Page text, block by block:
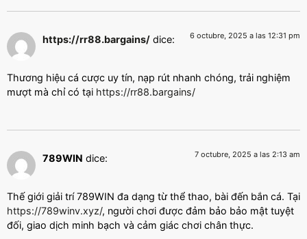
https://rr88.bargains/ dice: 6 octubre, 2025 a las 12:31 pm
Thương hiệu cá cược uy tín, nạp rút nhanh chóng, trải nghiệm
mượt mà chỉ có tại https://rr88.bargains/
789WIN dice: 7 octubre, 2025 a las 2:13 am
Thế giới giải trí 789WIN đa dạng từ thể thao, bài đến bắn cá. Tại
https://789winv.xyz/, người chơi được đảm bảo bảo mật tuyệt
đối, giao dịch minh bạch và cảm giác chơi chân thực.